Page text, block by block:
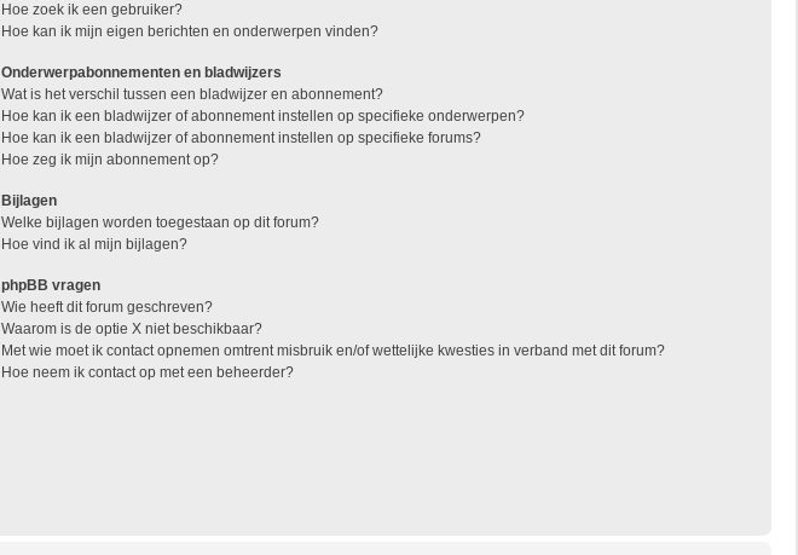
Hoe zoek ik een gebruiker?
Hoe kan ik mijn eigen berichten en onderwerpen vinden?
Onderwerpabonnementen en bladwijzers
Wat is het verschil tussen een bladwijzer en abonnement?
Hoe kan ik een bladwijzer of abonnement instellen op specifieke onderwerpen?
Hoe kan ik een bladwijzer of abonnement instellen op specifieke forums?
Hoe zeg ik mijn abonnement op?
Bijlagen
Welke bijlagen worden toegestaan op dit forum?
Hoe vind ik al mijn bijlagen?
phpBB vragen
Wie heeft dit forum geschreven?
Waarom is de optie X niet beschikbaar?
Met wie moet ik contact opnemen omtrent misbruik en/of wettelijke kwesties in verband met dit forum?
Hoe neem ik contact op met een beheerder?